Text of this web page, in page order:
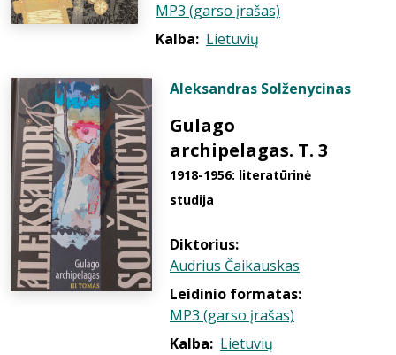
MP3 (garso įrašas)
Kalba: Lietuvių
Aleksandras Solženycinas
Gulago
archipelagas. T. 3
1918-1956: literatūrinė
studija
Diktorius:
Audrius Čaikauskas
Leidinio formatas:
MP3 (garso įrašas)
Kalba: Lietuvių